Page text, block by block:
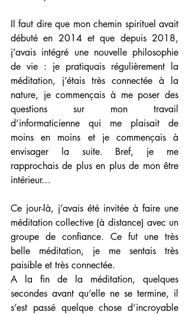
Il faut dire que mon chemin spirituel avait
débuté en 2014 et que depuis 2018,
j’avais intégré une nouvelle philosophie
de vie : je pratiquais régulièrement la
méditation, j’étais très connectée à la
nature, je commençais à me poser des
questions sur mon travail
d’informaticienne qui me plaisait de
moins en moins et je commençais à
envisager la suite. Bref, je me
rapprochais de plus en plus de mon être
intérieur…
Ce jour-là, j’avais été invitée à faire une
méditation collective (à distance) avec un
groupe de confiance. Ce fut une très
belle méditation, je me sentais très
paisible et très connectée.
A la fin de la méditation, quelques
secondes avant qu’elle ne se termine, il
s’est passé quelque chose d’incroyable